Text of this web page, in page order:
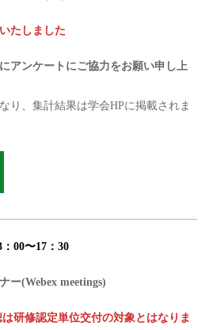
たしました
アンケートにご協力をお願い申し上
、集計結果は学会HPに掲載されま
00〜17：30
(Webex meetings)
研修認定単位交付の対象とはなりま